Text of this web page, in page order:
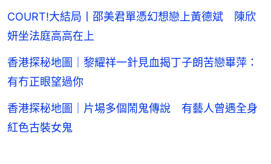
COURT!大結局丨邵美君單憑幻想戀上黃德斌 陳欣
妍坐法庭高高在上
香港探秘地圖｜黎耀祥一針見血揭丁子朗苦戀畢萍：
有冇正眼望過你
香港探秘地圖｜片場多個鬧鬼傳說 有藝人曾遇全身
紅色古裝女鬼